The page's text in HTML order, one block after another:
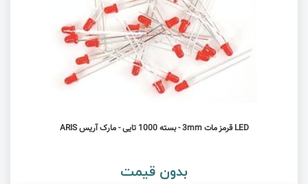
LED قرمز مات 3mm - بسته 1000 تایی - مارک آریس ARIS
بدون قیمت